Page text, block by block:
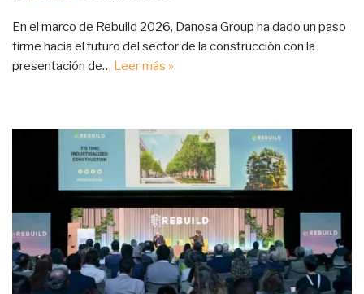
En el marco de Rebuild 2026, Danosa Group ha dado un paso
firme hacia el futuro del sector de la construcción con la
presentación de… Leer más »